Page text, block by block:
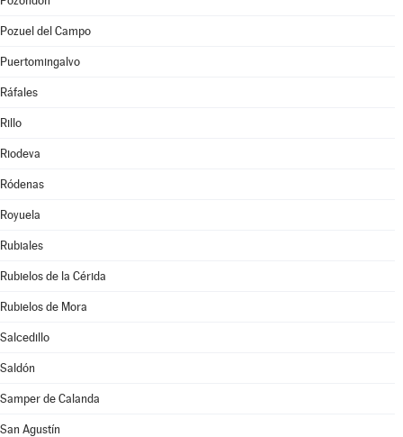
Pozuel del Campo
Puertomingalvo
Ráfales
Rillo
Riodeva
Ródenas
Royuela
Rubiales
Rubielos de la Cérida
Rubielos de Mora
Salcedillo
Saldón
Samper de Calanda
San Agustín